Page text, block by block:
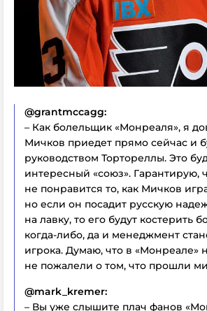
@grantmccagg:
– Как болельщик «Монреаля», я
Мичков приедет прямо сейчас и
руководством Тортореллы. Это
интересный «союз». Гарантирую,
не понравится то, как Мичков
но если он посадит русскую
на лавку, то его будут костерить
когда-либо, да и менеджмент
игрока. Думаю, что в «Монреале»
не пожалели о том, что прошли
@mark_kremer:
– Вы уже слышите плач фанов